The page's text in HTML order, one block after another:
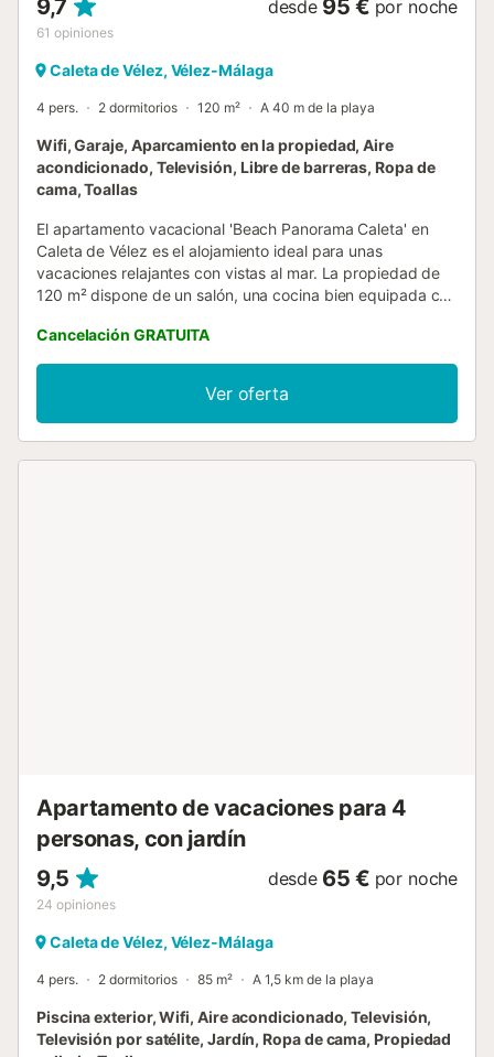
9,7
61 opiniones
desde 95 € por noche
Caleta de Vélez, Vélez-Málaga
4 pers. 2 dormitorios 120 m² A 40 m de la playa
Wifi, Garaje, Aparcamiento en la propiedad, Aire
acondicionado, Televisión, Libre de barreras, Ropa de
cama, Toallas
El apartamento vacacional 'Beach Panorama Caleta' en
Caleta de Vélez es el alojamiento ideal para unas
vacaciones relajantes con vistas al mar. La propiedad de
120 m² dispone de un salón, una cocina bien equipada con
capacidad para 4 personas. Entre las comodidades se
incluyen Wi-Fi de alta velocidad (apto para
videollamadas), aire acondicionado (en salón y dormitorio,
también con función de calefacción), lavadora y TV.
Vuestra zona exterior privada cuenta con muebles de
Cancelación GRATUITA
Ver oferta
Apartamento de vacaciones para 4
personas, con jardín
9,5
24 opiniones
desde 65 € por noche
Caleta de Vélez, Vélez-Málaga
4 pers. 2 dormitorios 85 m² A 1,5 km de la playa
Piscina exterior, Wifi, Aire acondicionado, Televisión,
Televisión por satélite, Jardín, Ropa de cama, Propiedad